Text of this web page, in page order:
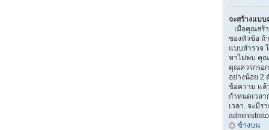
จะสร้างแบบ
เมื่อคุณสร้
ของหัวข้อ ถ้
แบบสำรวจ
หาไม่พบ คุณ
คุณควรกรอ
อย่างน้อย 2
ข้อความ แล้
กำหนดเวล
เวลา. จะมีร
ข้างบน